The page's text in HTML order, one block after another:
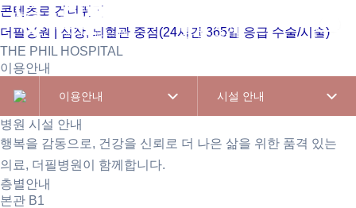
콘텐츠로 건너뛰기
더필병원 | 심장, 뇌혈관 중점(24시간 365일 응급 수술/시술)
병원소개 진료
THE PHIL HOSPITAL
이용안내
이용안내 시설 안내
병원 시설 안내
행복을 감동으로, 건강을 신뢰로 더 나은 삶을 위한 품격 있는
의료, 더필병원이 함께합니다.
층별안내
본관 B1